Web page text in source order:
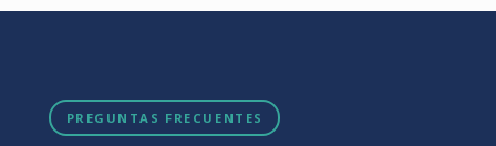
PREGUNTAS FRECUENTES